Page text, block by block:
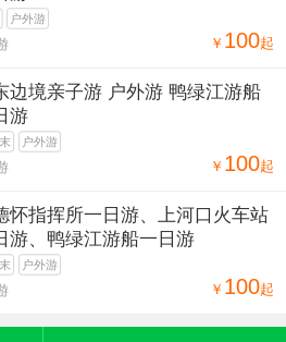
户外游
￥ 100起
边境亲子游 户外游 鸭绿江游船
游
户外游
￥ 100起
怀指挥所一日游、上河口火车站
游、鸭绿江游船一日游
户外游
￥ 100起